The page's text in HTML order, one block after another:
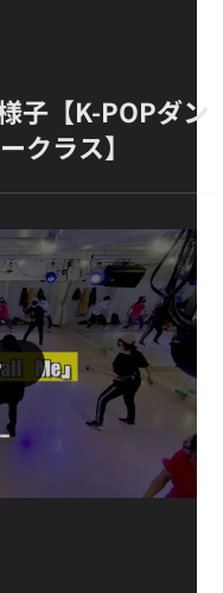
子【K-POPダン
クラス 】